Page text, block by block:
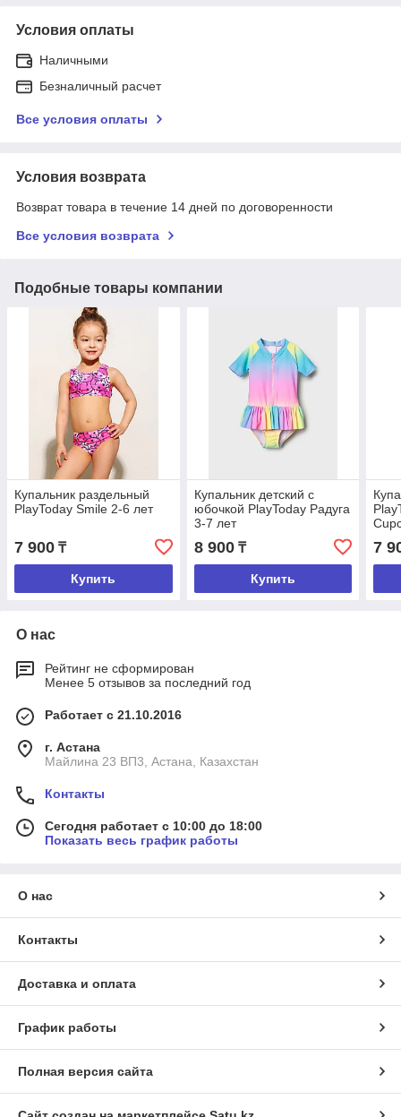
Условия оплаты
Наличными
Безналичный расчет
Все условия оплаты
Условия возврата
Возврат товара в течение 14 дней по договоренности
Все условия возврата
Подобные товары компании
Купальник раздельный
PlayToday Smile 2-6 лет
7 900 ₸
Купить
Купальник детский с
юбочкой PlayToday Радуга
3-7 лет
8 900₸
Купить
7
О нас
Рейтинг не сформирован
Менее 5 отзывов за последний год
Работает с 21.10.2016
г. Астана
Майлина 23 ВП3, Астана, Казахстан
Контакты
Сегодня работает с 10:00 до 18:00
Показать весь график работы
О нас
Контакты
Доставка и оплата
График работы
Полная версия сайта